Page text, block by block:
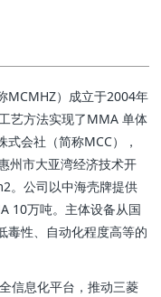
MCMHZ）成立于2004年
艺方法实现了MMA 单体
会社（简称MCC），
州市大亚湾经济技术开
。公司以中海壳牌提供
10万吨。主体设备从国
毒性、自动化程度高等的
信息化平台，推动三菱